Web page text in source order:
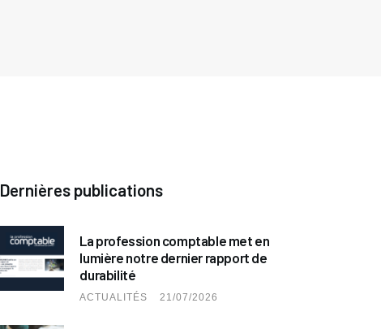
Dernières publications
La profession comptable met en
lumière notre dernier rapport de
durabilité
ACTUALITÉS 21/07/2026